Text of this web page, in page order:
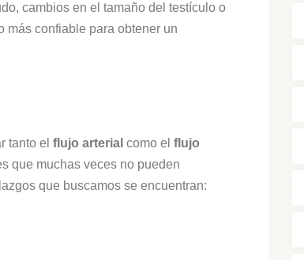
cambios en el tamaño del testículo o
más confiable para obtener un
tanto el flujo arterial como el flujo
que muchas veces no pueden
que buscamos se encuentran: